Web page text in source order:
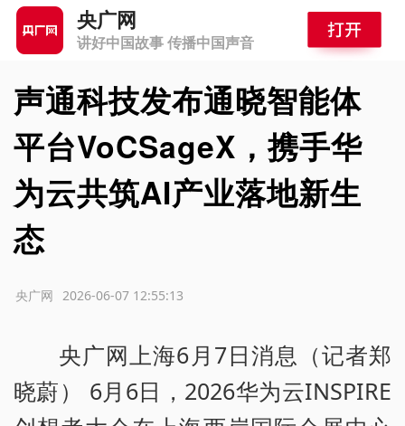
央广网
讲好中国故事 传播中国声音
声通科技发布通晓智能体
平台VoCSageX，携手华
为云共筑AI产业落地新生
态
2026-06-07 12:55:13
央广网
央广网上海6月7日消息（记者郑
晓蔚） 6月6日，2026华为云INSPIRE